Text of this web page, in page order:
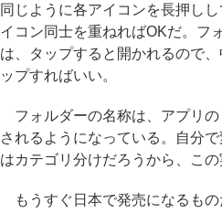
同じように各アイコンを長押し
イコン同士を重ねればOKだ。フ
は、タップすると開かれるので
ップすればいい。
フォルダーの名称は、アプリの
されるようになっている。自分
はカテゴリ分けだろうから、この
もうすぐ日本で発売になるも